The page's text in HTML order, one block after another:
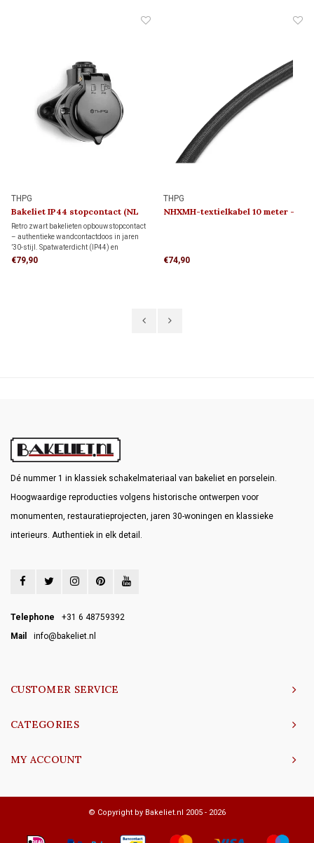
THPG
Bakeliet IP44 stopcontact (NL
kindveilig) 1930
Retro zwart bakelieten opbouwstopcontact
– authentieke wandcontactdoos in jaren
’30-stijl. Spatwaterdicht (IP44) en
uitgevoerd met boveninvoer. Het onderblok
€79,90
THPG
NHXMH-textielkabel 10 meter -
€74,90
Dé nummer 1 in klassiek schakelmateriaal van bakeliet en porselein.
Hoogwaardige reproducties volgens historische ontwerpen voor
monumenten, restauratieprojecten, jaren 30-woningen en klassieke
interieurs. Authentiek in elk detail.
Telephone
+31 6 48759392
Mail
info@bakeliet.nl
CUSTOMER SERVICE
CATEGORIES
MY ACCOUNT
© Copyright by Bakeliet.nl 2005 - 2026